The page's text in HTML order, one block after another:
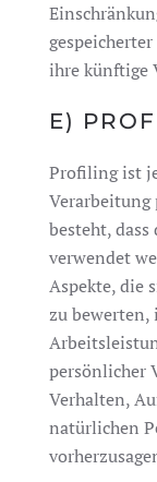
ihre künftige
E)
Profiling ist
Verarbeitung
besteht, dass
verwendet
Aspekte, die
zu bewerten,
persönlicher
Verhalten,
natürlichen